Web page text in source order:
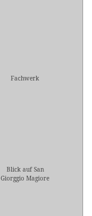
Fachwerk
Blick auf San
Giorggio Magiore